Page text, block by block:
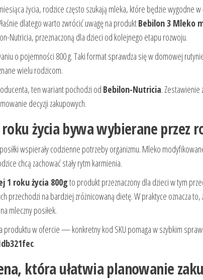
życia, rodzice często szukają mleka, które będzie wygodne
dlatego warto zwrócić uwagę na produktBebilon 3 Mleko
Nutricia, przeznaczoną dla dzieci od kolejnego etapu rozwoju.
o pojemności 800 g. Taki format sprawdza się w domowej
wielu rodzicom.
ten wariant pochodzi od Bebilon-Nutricia. Zestawienie
decyzji zakupowych.
życia bywa wybierane przez
wspierały codzienne potrzeby organizmu. Mleko
chcą zachować stały rytm karmienia.
1 roku życia 800gto produkt przeznaczony dla dzieci w tym
przechodzi na bardziej zróżnicowaną dietę. W praktyce oznacza
mleczny posiłek.
produktu w ofercie — konkretny kod SKU pomaga w szybkim
.
która ułatwia planowanie